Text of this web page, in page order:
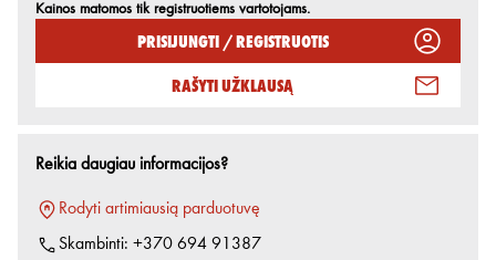
Kainos matomos tik registruotiems vartotojams.
Prisijungti / Registruotis
Rašyti užklausą
Reikia daugiau informacijos?
Rodyti artimiausią parduotuvę
Skambinti: +370 694 91387